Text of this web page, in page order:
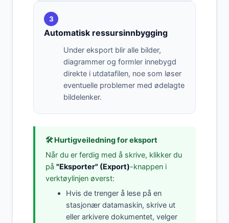
3
Automatisk ressursinnbygging
Under eksport blir alle bilder,
diagrammer og formler innebygd
direkte i utdatafilen, noe som løser
eventuelle problemer med ødelagte
bildelenker.
🛠️ Hurtigveiledning for eksport
Når du er ferdig med å skrive, klikker du
på "Eksporter" (Export)-knappen i
verktøylinjen øverst:
Hvis de trenger å lese på en
stasjonær datamaskin, skrive ut
eller arkivere dokumentet, velger